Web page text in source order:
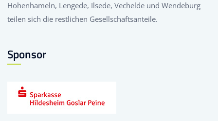
Hohenhameln, Lengede, Ilsede, Vechelde und Wendeburg
teilen sich die restlichen Gesellschaftsanteile.
Sponsor